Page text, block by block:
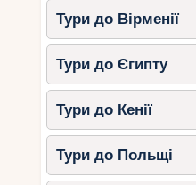
Тури до Вірменії
Тури до Єгипту
Тури до Кенії
Тури до Польщі